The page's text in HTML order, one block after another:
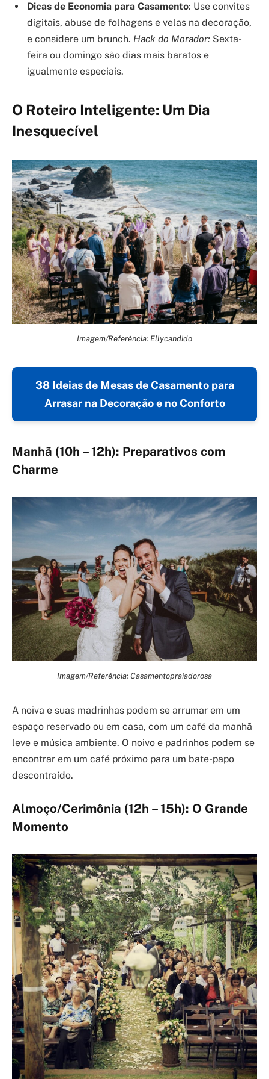
Dicas de Economia para Casamento: Use convites
digitais, abuse de folhagens e velas na decoração,
e considere um brunch. Hack do Morador: Sexta-
feira ou domingo são dias mais baratos e
igualmente especiais.
O Roteiro Inteligente: Um Dia
Inesquecível
Imagem/Referência: Ellycandido
38 Ideias de Mesas de Casamento para
Arrasar na Decoração e no Conforto
Manhã (10h – 12h): Preparativos com
Charme
Imagem/Referência: Casamentopraiadorosa
A noiva e suas madrinhas podem se arrumar em um
espaço reservado ou em casa, com um café da manhã
leve e música ambiente. O noivo e padrinhos podem se
encontrar em um café próximo para um bate-papo
descontraído.
Almoço/Cerimônia (12h – 15h): O Grande
Momento